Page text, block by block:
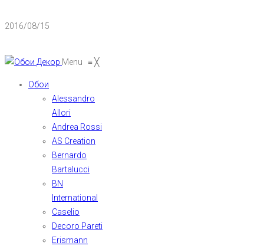
2016/08/15
Menu ≡╳
Обои
Alessandro
Allori
Andrea Rossi
AS Creation
Bernardo
Bartalucci
BN
International
Caselio
Decoro Pareti
Erismann